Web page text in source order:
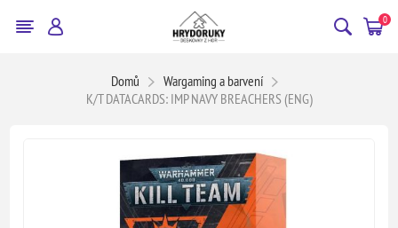
0
Domů
Wargaming a barvení
K/T DATACARDS: IMP NAVY BREACHERS (ENG)